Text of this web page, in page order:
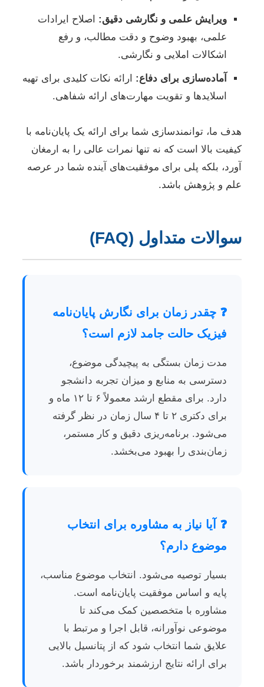
ویرایش علمی و نگارشی دقیق:اصلاح ایرادات
علمی، بهبود وضوح و دقت مطالب، و رفع
اشکالات املایی و نگارشی.
آماده‌سازی برای دفاع:ارائه نکات کلیدی برای تهیه
اسلایدها و تقویت مهارت‌های ارائه شفاهی.
هدف ما، توانمندسازی شما برای ارائه یک پایان‌نامه با
کیفیت بالا است که نه تنها نمرات عالی را به ارمغان
آورد، بلکه پلی برای موفقیت‌های آینده شما در عرصه
علم و پژوهش باشد.
سوالات متداول (FAQ)
❓ چقدر زمان برای نگارش پایان‌نامه
فیزیک حالت جامد لازم است؟
مدت زمان بستگی به پیچیدگی موضوع،
دسترسی به منابع و میزان تجربه دانشجو
دارد. برای مقطع ارشد معمولاً ۶ تا ۱۲ ماه و
برای دکتری ۲ تا ۴ سال زمان در نظر گرفته
می‌شود. برنامه‌ریزی دقیق و کار مستمر،
زمان‌بندی را بهبود می‌بخشد.
❓ آیا نیاز به مشاوره برای انتخاب
موضوع دارم؟
بسیار توصیه می‌شود. انتخاب موضوع مناسب،
پایه و اساس موفقیت پایان‌نامه است.
مشاوره با متخصصین کمک می‌کند تا
موضوعی نوآورانه، قابل اجرا و مرتبط با
علایق شما انتخاب شود که از پتانسیل بالایی
برای ارائه نتایج ارزشمند برخوردار باشد.